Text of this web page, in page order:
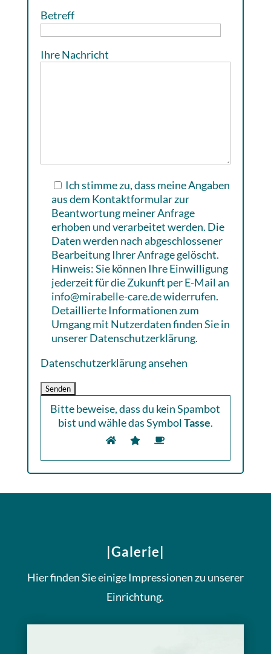
Betreff
Ihre Nachricht
Ich stimme zu, dass meine Angaben
aus dem Kontaktformular zur
Beantwortung meiner Anfrage
erhoben und verarbeitet werden. Die
Daten werden nach abgeschlossener
Bearbeitung Ihrer Anfrage gelöscht.
Hinweis: Sie können Ihre Einwilligung
jederzeit für die Zukunft per E-Mail an
info@mirabelle-care.de widerrufen.
Detaillierte Informationen zum
Umgang mit Nutzerdaten finden Sie in
unserer Datenschutzerklärung.
Datenschutzerklärung ansehen
Bitte beweise, dass du kein Spambot
bist und wähle das SymbolTasse.
|Galerie|
Hier finden Sie einige Impressionen zu unserer
Einrichtung.